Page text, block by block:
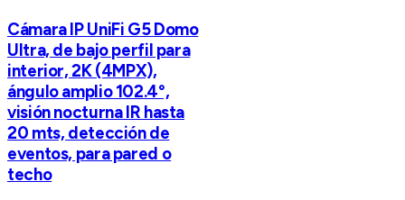
Cámara IP UniFi G5 Domo
Ultra, de bajo perfil para
interior, 2K (4MPX),
ángulo amplio 102.4°,
visión nocturna IR hasta
20 mts, detección de
eventos, para pared o
techo